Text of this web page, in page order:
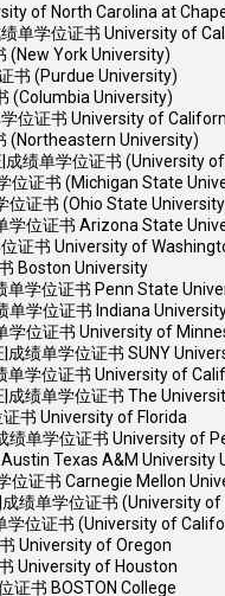
of North Carolina at
单学位证书 University of
(New York University)
书 (Purdue University)
(Columbia University)
位证书 University of
(Northeastern University)
绩单学位证书 (University
位证书 (Michigan State
位证书 (Ohio State
学位证书 Arizona State
证书 University of
Boston University
学位证书 Penn State
学位证书 Indiana
位证书 University of
绩单学位证书 SUNY
单学位证书 University of
绩单学位证书 The
书 University of Florida
绩单学位证书 University of
Texas A&M University
位证书 Carnegie Mellon
绩单学位证书 (University
学位证书 (University of
University of Oregon
University of Houston
证书 BOSTON College